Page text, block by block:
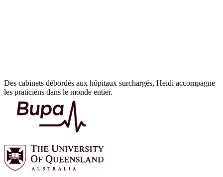
Des cabinets débordés aux hôpitaux surchargés, Heidi accompagne
les praticiens dans le monde entier.